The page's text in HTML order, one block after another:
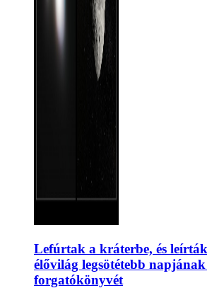
Lefúrtak a kráterbe, és
élővilág legsötétebb
forgatókönyvét